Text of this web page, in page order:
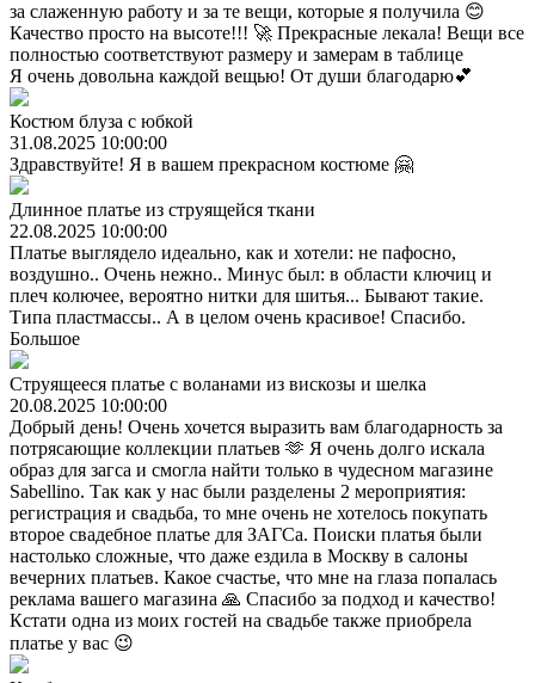
за слаженную работу и за те вещи, которые я получила 😊
Качество просто на высоте!!! 🚀 Прекрасные лекала! Вещи все
полностью соответствуют размеру и замерам в таблице
Я очень довольна каждой вещью! От души благодарю💕
Костюм блуза с юбкой
31.08.2025 10:00:00
Здравствуйте! Я в вашем прекрасном костюме 🤗
Длинное платье из струящейся ткани
22.08.2025 10:00:00
Платье выглядело идеально, как и хотели: не пафосно,
воздушно.. Очень нежно.. Минус был: в области ключиц и
плеч колючее, вероятно нитки для шитья... Бывают такие.
Типа пластмассы.. А в целом очень красивое! Спасибо.
Большое
Струящееся платье с воланами из вискозы и шелка
20.08.2025 10:00:00
Добрый день! Очень хочется выразить вам благодарность за
потрясающие коллекции платьев 🫶 Я очень долго искала
образ для загса и смогла найти только в чудесном магазине
Sabellino. Так как у нас были разделены 2 мероприятия:
регистрация и свадьба, то мне очень не хотелось покупать
второе свадебное платье для ЗАГСа. Поиски платья были
настолько сложные, что даже ездила в Москву в салоны
вечерних платьев. Какое счастье, что мне на глаза попалась
реклама вашего магазина 🙏 Спасибо за подход и качество!
Кстати одна из моих гостей на свадьбе также приобрела
платье у вас 😉